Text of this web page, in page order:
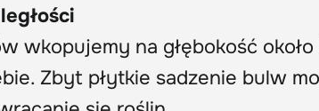
wkopujemy na głębokość
Zbyt płytkie sadzenie bulw